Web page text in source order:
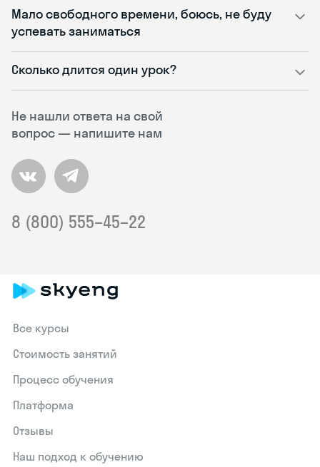
Не нашли ответа на свой
вопрос — напишите нам
8 (800) 555–45–22
Мало свободного времени, боюсь, не буду
успевать заниматься
Сколько длится один урок?
Все курсы
Стоимость занятий
Процесс обучения
Платформа
Отзывы
Наш подход к обучению